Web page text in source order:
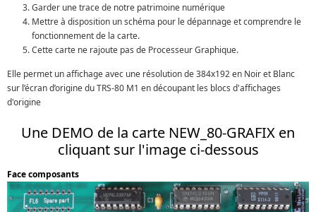
Garder une trace de notre patrimoine numérique
Mettre à disposition un schéma pour le dépannage et comprendre le
fonctionnement de la carte.
Cette carte ne rajoute pas de Processeur Graphique.
Elle permet un affichage avec une résolution de 384x192 en Noir et Blanc
sur l’écran d’origine du TRS-80 M1 en découpant les blocs d'affichages
d'origine
Une DEMO de la carte NEW_80-GRAFIX en
cliquant sur l'image ci-dessous
Face composants